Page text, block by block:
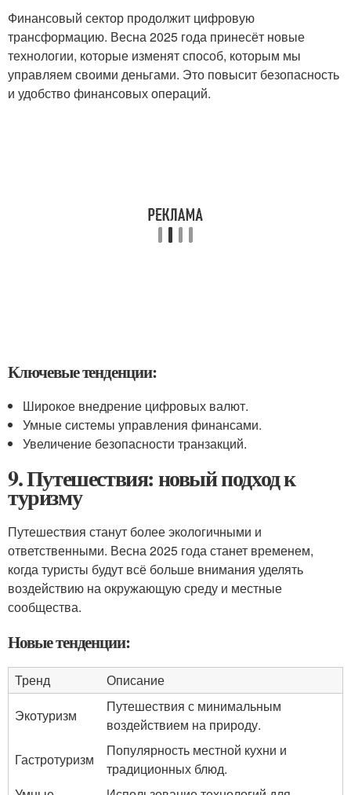
Финансовый сектор продолжит цифровую
трансформацию. Весна 2025 года принесёт новые
технологии, которые изменят способ, которым мы
управляем своими деньгами. Это повысит безопасность
и удобство финансовых операций.
Ключевые тенденции:
Широкое внедрение цифровых валют.
Умные системы управления финансами.
Увеличение безопасности транзакций.
9. Путешествия: новый подход к
туризму
Путешествия станут более экологичными и
ответственными. Весна 2025 года станет временем,
когда туристы будут всё больше внимания уделять
воздействию на окружающую среду и местные
сообщества.
Новые тенденции:
Тренд
Описание
Экотуризм
Путешествия с минимальным
воздействием на природу.
Гастротуризм
Популярность местной кухни и
традиционных блюд.